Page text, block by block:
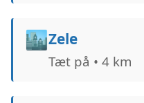
🏙️Zele
Tæt på • 4 km